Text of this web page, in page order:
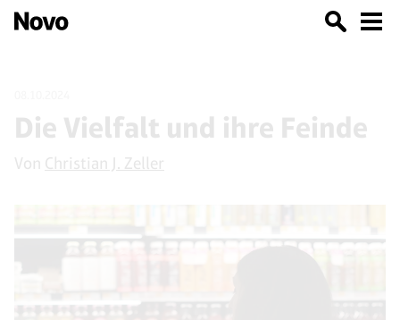
Die Vielfalt und ihre Feinde
Von Christian J. Zeller